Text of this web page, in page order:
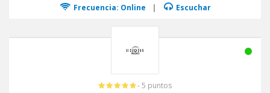
Frecuencia: Online | Escuchar
- 5 puntos